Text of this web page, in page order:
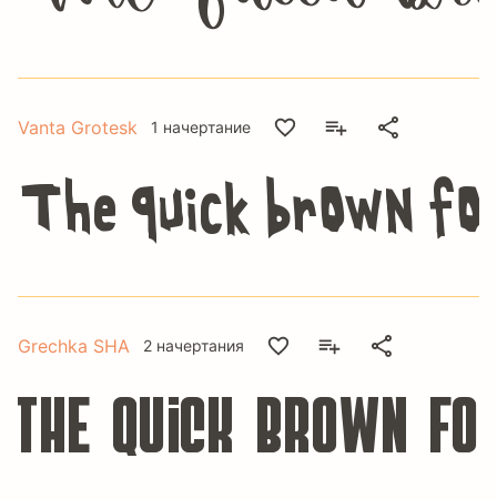
Vanta Grotesk 1 начертание
The quick brown
Grechka SHA 2 начертания
The quick brown